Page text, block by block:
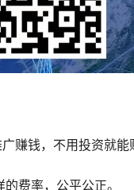
赚钱，不用投资就能
费率，公平公正。